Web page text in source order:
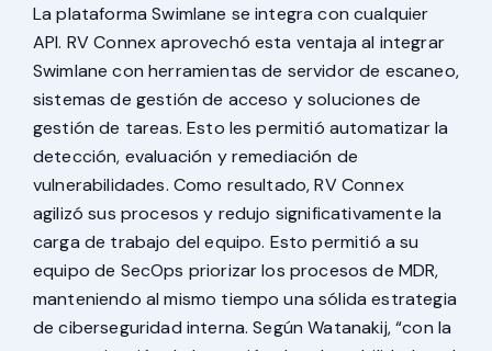
La plataforma Swimlane se integra con cualquier
API. RV Connex aprovechó esta ventaja al integrar
Swimlane con herramientas de servidor de escaneo,
sistemas de gestión de acceso y soluciones de
gestión de tareas. Esto les permitió automatizar la
detección, evaluación y remediación de
vulnerabilidades. Como resultado, RV Connex
agilizó sus procesos y redujo significativamente la
carga de trabajo del equipo. Esto permitió a su
equipo de SecOps priorizar los procesos de MDR,
manteniendo al mismo tiempo una sólida estrategia
de ciberseguridad interna. Según Watanakij, “con la